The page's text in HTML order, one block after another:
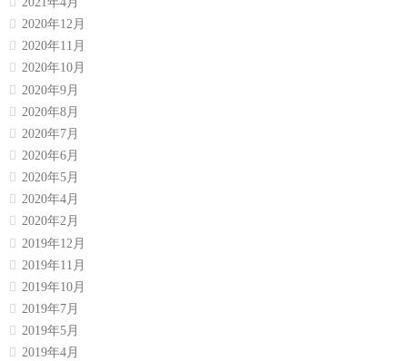
2020年12月
2020年11月
2020年10月
2020年9月
2020年8月
2020年7月
2020年6月
2020年5月
2020年4月
2020年2月
2019年12月
2019年11月
2019年10月
2019年7月
2019年5月
2019年4月